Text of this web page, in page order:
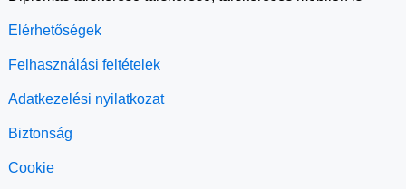
Elérhetőségek
Felhasználási feltételek
Adatkezelési nyilatkozat
Biztonság
Cookie